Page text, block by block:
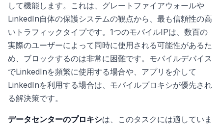
して機能します。これは、グレートファイアウォールや
LinkedIn自体の保護システムの観点から、最も信頼性の高
いトラフィックタイプです。1つのモバイルIPは、数百の
実際のユーザーによって同時に使用される可能性があるた
め、ブロックするのは非常に困難です。モバイルデバイス
でLinkedInを頻繁に使用する場合や、アプリを介して
LinkedInを利用する場合は、モバイルプロキシが優先され
る解決策です。
データセンターのプロキシは、このタスクには適していま